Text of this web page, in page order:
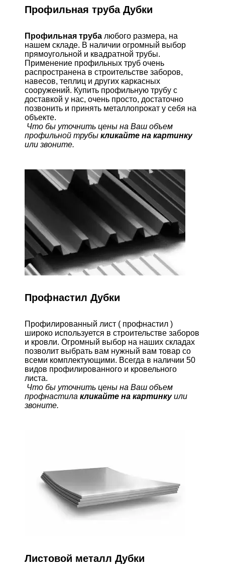
Профильная труба Дубки
Профильная труба любого размера, на
нашем складе. В наличии огромный выбор
прямоугольной и квадратной трубы.
Применение профильных труб очень
распространена в строительстве заборов,
навесов, теплиц и других каркасных
сооружений. Купить профильную трубу с
доставкой у нас, очень просто, достаточно
позвонить и принять металлопрокат у себя на
объекте.
Что бы уточнить цены на Ваш объем
профильной трубы кликайте на картинку
или звоните.
Профнастил Дубки
Профилированный лист ( профнастил )
широко используется в строительстве заборов
и кровли. Огромный выбор на наших складах
позволит выбрать вам нужный вам товар со
всеми комплектующими. Всегда в наличии 50
видов профилированного и кровельного
листа.
Что бы уточнить цены на Ваш объем
профнастила кликайте на картинкуили
звоните.
Листовой металл Дубки